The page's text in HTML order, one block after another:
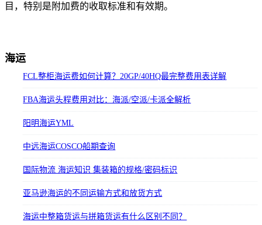
目，特别是附加费的收取标准和有效期。
海运
FCL整柜海运费如何计算？20GP/40HQ最完整费用表详解
FBA海运头程费用对比：海派/空派/卡派全解析
阳明海运YML
中远海运COSCO船期查询
国际物流 海运知识 集装箱的规格/密码标识
亚马逊海运的不同运输方式和放货方式
海运中整箱货运与拼箱货运有什么区别不同？